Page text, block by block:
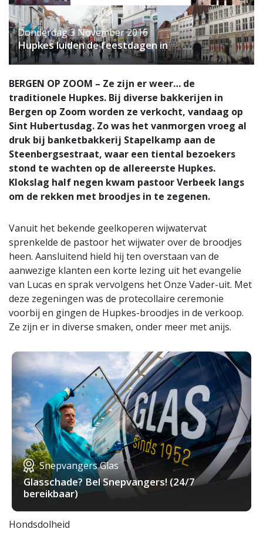
Donderdag 3 November 2016
Hupkes luiden de feestdagen in
BERGEN OP ZOOM – Ze zijn er weer… de
traditionele Hupkes. Bij diverse bakkerijen in
Bergen op Zoom worden ze verkocht, vandaag op
Sint Hubertusdag. Zo was het vanmorgen vroeg al
druk bij banketbakkerij Stapelkamp aan de
Steenbergsestraat, waar een tiental bezoekers
stond te wachten op de allereerste Hupkes.
Klokslag half negen kwam pastoor Verbeek langs
om de rekken met broodjes in te zegenen.
Vanuit het bekende geelkoperen wijwatervat
sprenkelde de pastoor het wijwater over de broodjes
heen. Aansluitend hield hij ten overstaan van de
aanwezige klanten een korte lezing uit het evangelie
van Lucas en sprak vervolgens het Onze Vader-uit. Met
deze zegeningen was de protecollaire ceremonie
voorbij en gingen de Hupkes-broodjes in de verkoop.
Ze zijn er in diverse smaken, onder meer met anijs.
Snepvangers Glas
Glasschade? Bel Snepvangers! (24/7
bereikbaar)
Hondsdolheid